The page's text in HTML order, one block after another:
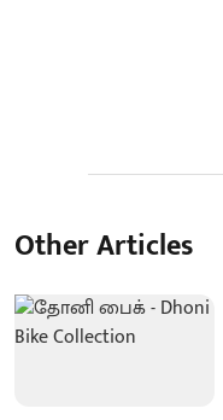
Other Articles